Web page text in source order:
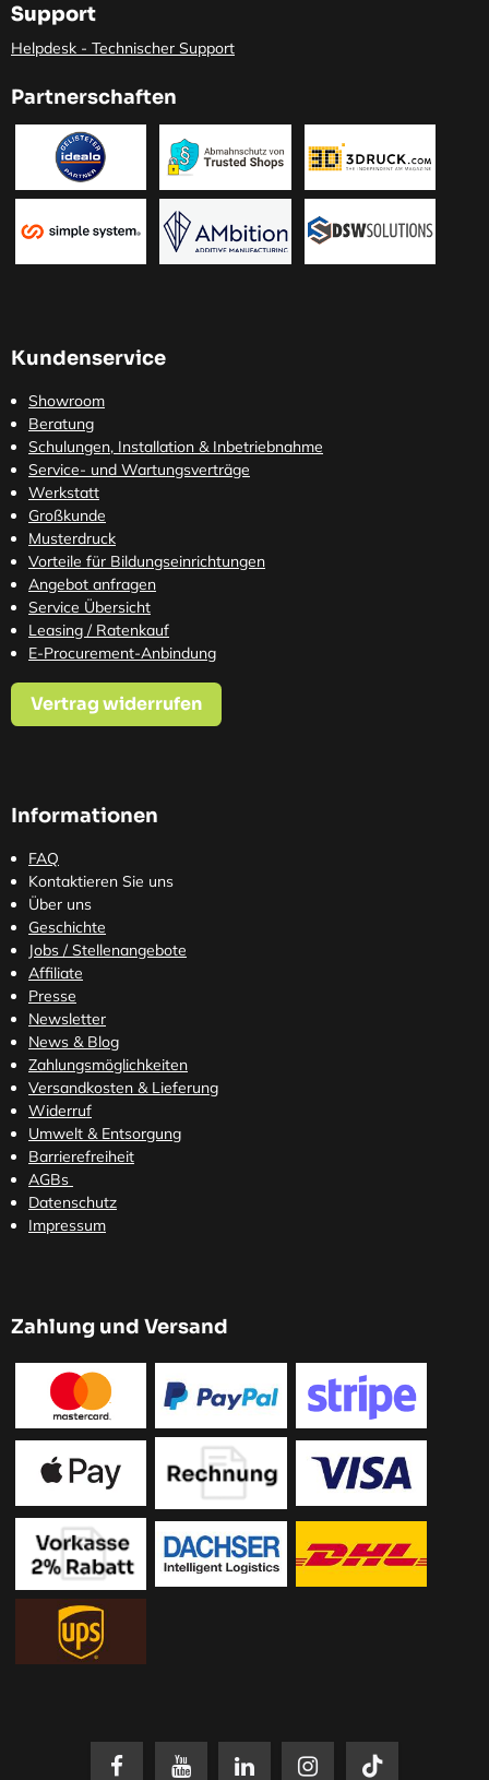
Support
Helpdesk - Technischer Support
Partnerschaften
Kundenservice
Showroom
Beratung
Schulungen, Installation & Inbetriebnahme
Service- und Wartungsverträge
Werkstatt
Großkunde
Musterdruck
Vorteile für Bildungseinrichtungen
Angebot anfragen
Service Übersicht
Leasing / Ratenkauf
E-Procurement-Anbindung
Vertrag widerrufen
Informationen
FAQ
Kontaktieren Sie uns
Über uns
Geschichte
Jobs / Stellenangebote
Affiliate
Presse
Newsletter
News & Blog
Zahlungsmöglichkeiten
Versandkosten & Lieferung
Widerruf
Umwelt & Entsorgung
Barrierefreiheit
AGBs
Datenschutz
Impressum
Zahlung und Versand